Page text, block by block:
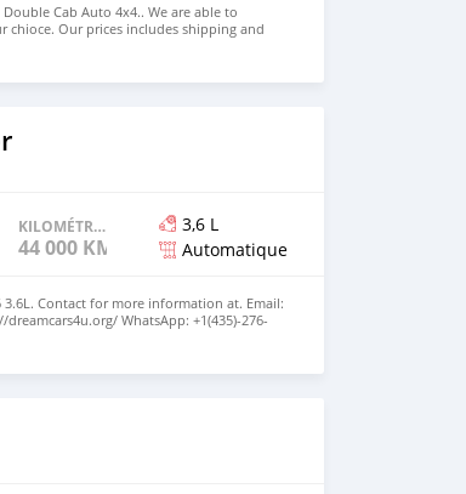
Cab Auto 4x4.. We are able to
Our prices includes shipping and
Email: info@dreamcars4u.org Website:
276-7292.
KILOMÉTRAGE
44 000 KM
3,6 L
Automatique
3.6L. Contact for more information at. Email:
WhatsApp: +1(435)-276-